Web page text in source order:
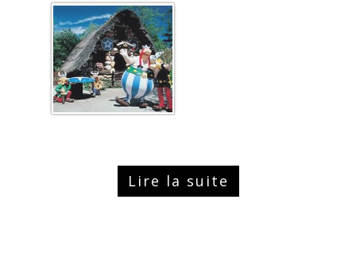
Lire la suite